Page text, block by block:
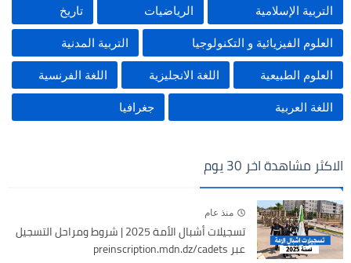
التربية الإسلامية الرياضيات تاريخ
العلوم الفيزيائية و التكنولوجيا التربية المدنية
العلوم الطبيعية اللغة الانجليزية اللغة الفرنسية
اللغة العربية جغرافيا
الاكثر مشاهدة اخر 30 يوم
منذ عام
تسجيلات أشبال الأمة 2025 | شروط ومراحل التسجيل
عبر preinscription.mdn.dz/cadets